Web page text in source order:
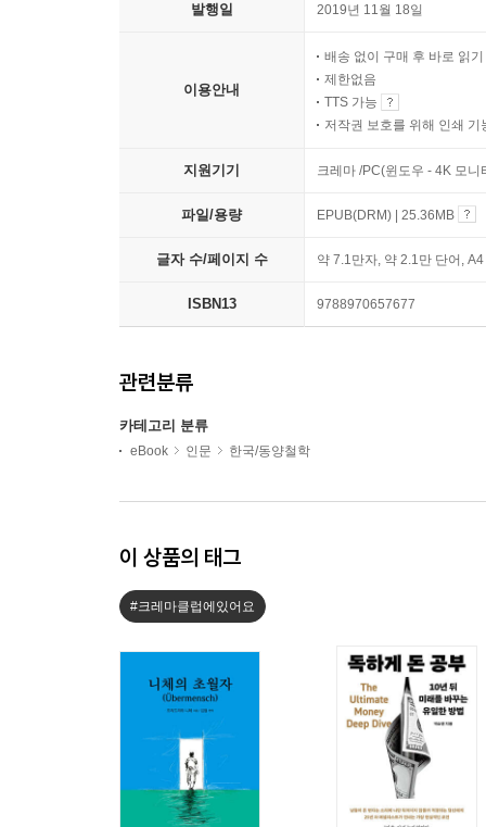
발행일 2019년 11월 18일
이용안내
배송 없이 구매 후 바로 읽기
제한없음
TTS 가능
저작권 보호를 위해 인쇄 기
지원기기 크레마 /PC(윈도우 - 4K 모
파일/용량 EPUB(DRM) | 25.36MB
글자 수/페이지 수 약 7.1만자, 약 2.1만 단어,
ISBN13 9788970657677
관련분류
카테고리 분류
eBook 인문 한국/동양철학
이 상품의 태그
#크레마클럽에있어요